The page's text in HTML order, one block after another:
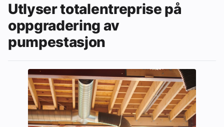
Utlyser totalentreprise på
oppgradering av
pumpestasjon